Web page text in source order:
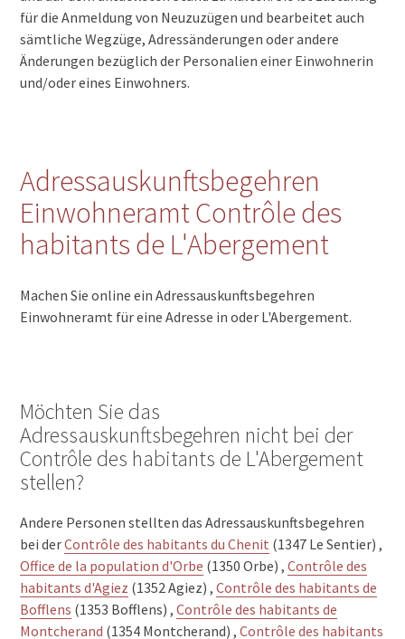
für die Anmeldung von Neuzuzügen und bearbeitet auch
sämtliche Wegzüge, Adressänderungen oder andere
Änderungen bezüglich der Personalien einer Einwohnerin
und/oder eines Einwohners.
Adressauskunftsbegehren
Einwohneramt Contrôle des
habitants de L'Abergement
Machen Sie online ein Adressauskunftsbegehren
Einwohneramt für eine Adresse in oder L'Abergement.
Möchten Sie das
Adressauskunftsbegehren nicht bei der
Contrôle des habitants de L'Abergement
stellen?
Andere Personen stellten das Adressauskunftsbegehren
bei derContrôle des habitants du Chenit (1347 Le Sentier) ,
Office de la population d'Orbe (1350 Orbe) ,Contrôle des
habitants d'Agiez (1352 Agiez) ,Contrôle des habitants de
Bofflens (1353 Bofflens) ,Contrôle des habitants de
Montcherand (1354 Montcherand) ,Contrôle des habitants